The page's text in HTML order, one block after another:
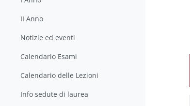
II Anno
Notizie ed eventi
Calendario Esami
Calendario delle Lezioni
Info sedute di laurea